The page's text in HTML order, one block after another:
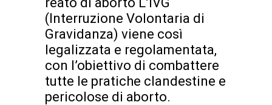
(Interruzione Volontaria di
Gravidanza) viene così
legalizzata e regolamentata,
con l’obiettivo di combattere
tutte le pratiche clandestine e
pericolose di aborto.